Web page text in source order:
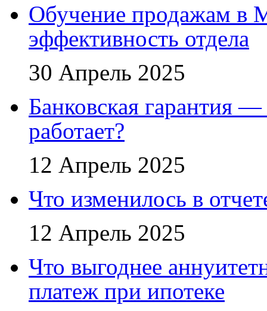
Обучение продажам в
эффективность отдела
30 Апрель 2025
Банковская гарантия
работает?
12 Апрель 2025
Что изменилось в
12 Апрель 2025
Что выгоднее
платеж при ипотеке